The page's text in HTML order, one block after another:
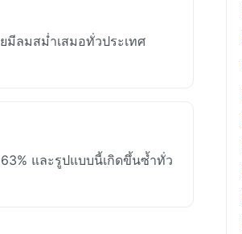
มีลมสม่ำเสมอทั่วประเทศ
และรูปแบบนี้เกิดขึ้นซ้ำทั่ว